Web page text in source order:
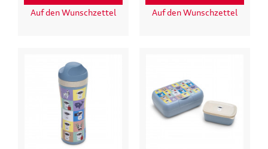
Auf den Wunschzettel Auf den Wunschzettel